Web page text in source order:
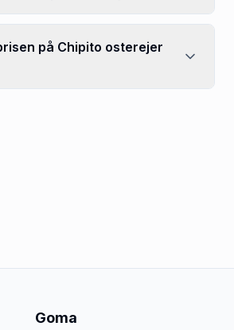
på Chipito osterejer
Goma